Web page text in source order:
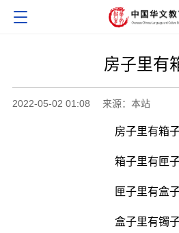
房子里有
2022-05-02 01:08 来源：本站
房子里有箱子
箱子里有匣子
匣子里有盒子
盒子里有镯子